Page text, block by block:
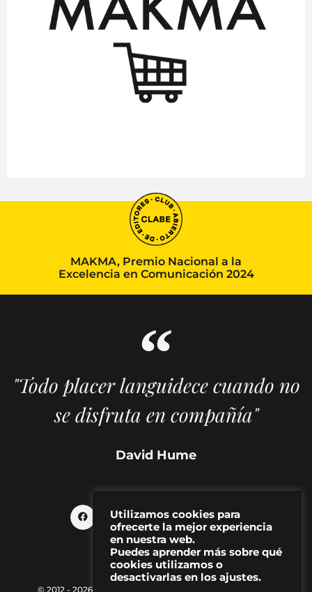
MAKMA, Premio Nacional a la
Excelencia en Comunicación 2024
"Todo placer languidece cuando no
se disfruta en compañía"
David Hume
© 2012 - 2026 MAKMA | Revista de artes visuales y cultura
Utilizamos cookies para
ofrecerte la mejor experiencia
en nuestra web.
Puedes aprender más sobre qué
cookies utilizamos o
desactivarlas en los ajustes.